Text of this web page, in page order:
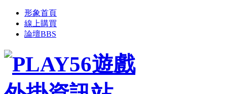
形象首頁
線上購買
論壇BBS